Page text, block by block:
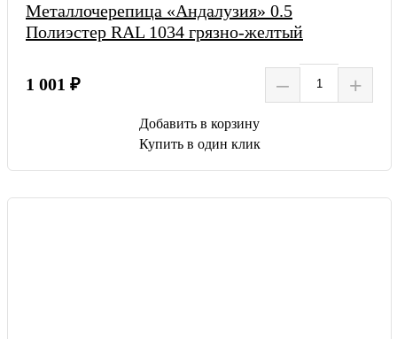
Металлочерепица «Андалузия» 0.5
Полиэстер RAL 1034 грязно-желтый
1 001 ₽ – +
Добавить в корзину
Купить в один клик